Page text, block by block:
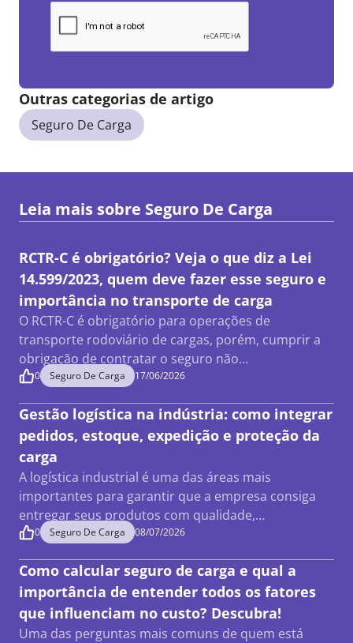
Outras categorias de artigo
Seguro De Carga
Leia mais sobre Seguro De Carga
RCTR-C é obrigatório? Veja o que diz a Lei
14.599/2023, quem deve fazer esse seguro e
importância no transporte de carga
O RCTR-C é obrigatório para operações de
transporte rodoviário de cargas, porém, cumprir a
obrigação de contratar o seguro não…
0 Seguro De Carga 17/06/2026
Gestão logística na indústria: como integrar
pedidos, estoque, expedição e proteção da
carga
A logística industrial é uma das áreas mais
importantes para garantir que a empresa consiga
entregar seus produtos com qualidade,…
0 Seguro De Carga 08/07/2026
Como calcular seguro de carga e qual a
importância de entender todos os fatores
que influenciam no custo? Descubra!
Uma das perguntas mais comuns de quem está